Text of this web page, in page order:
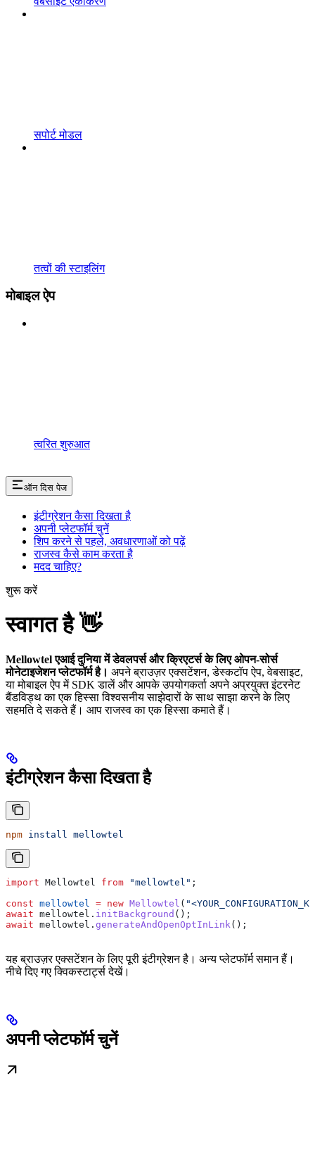
सपोर्ट मोडल
तत्वों की स्टाइलिंग
मोबाइल ऐप
त्वरित शुरुआत
ऑन दिस पेज
इंटीग्रेशन कैसा दिखता है
अपनी प्लेटफॉर्म चुनें
शिप करने से पहले, अवधारणाओं को पढ़ें
राजस्व कैसे काम करता है
मदद चाहिए?
शुरू करें
स्वागत है 👋
Mellowtel एआई दुनिया में डेवलपर्स और क्रिएटर्स के लिए ओपन-सोर्स
मोनेटाइजेशन प्लेटफॉर्म है। अपने ब्राउज़र एक्सटेंशन, डेस्कटॉप ऐप, वेबसाइट,
या मोबाइल ऐप में SDK डालें और आपके उपयोगकर्ता अपने अप्रयुक्त इंटरनेट
बैंडविड्थ का एक हिस्सा विश्वसनीय साझेदारों के साथ साझा करने के लिए
सहमति दे सकते हैं। आप राजस्व का एक हिस्सा कमाते हैं।
इंटीग्रेशन कैसा दिखता है
npm install mellowtel
import Mellowtel from "mellowtel" ;
const mellowtel = new Mellowtel (
await mellowtel . initBackground ();
await mellowtel . generateAndOpenOptInLink();
यह ब्राउज़र एक्सटेंशन के लिए पूरी इंटीग्रेशन है। अन्य प्लेटफॉर्म समान हैं।
नीचे दिए गए क्विकस्टार्ट्स देखें।
अपनी प्लेटफॉर्म चुनें